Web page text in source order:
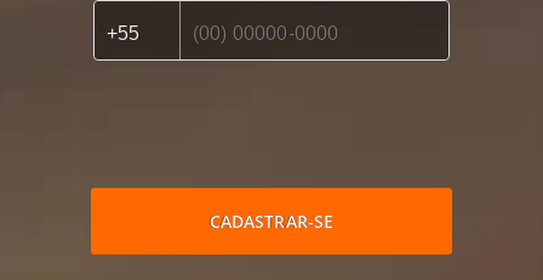
CADASTRAR-SE